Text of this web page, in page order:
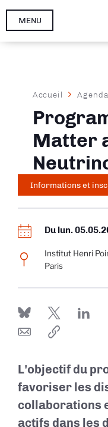
Aller
MENU
Fil
d'Ariane
Accueil Agenda
Matter
Informations et
Du lun.
Institut Henri
Paris
L'objectif du
favoriser les
collaborations
actifs dans les